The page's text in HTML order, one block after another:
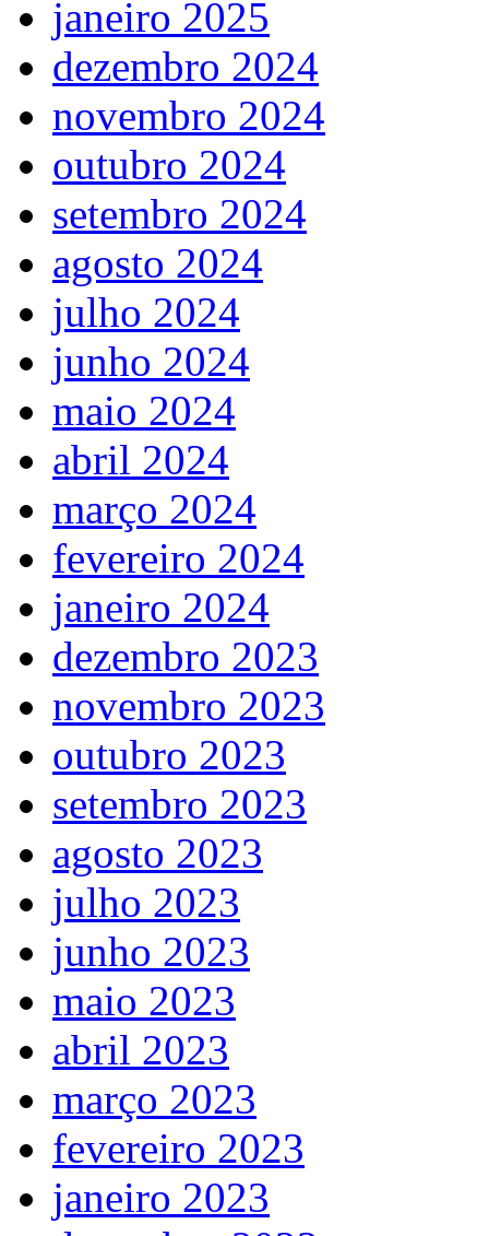
janeiro 2025
dezembro 2024
novembro 2024
outubro 2024
setembro 2024
agosto 2024
julho 2024
junho 2024
maio 2024
abril 2024
março 2024
fevereiro 2024
janeiro 2024
dezembro 2023
novembro 2023
outubro 2023
setembro 2023
agosto 2023
julho 2023
junho 2023
maio 2023
abril 2023
março 2023
fevereiro 2023
janeiro 2023